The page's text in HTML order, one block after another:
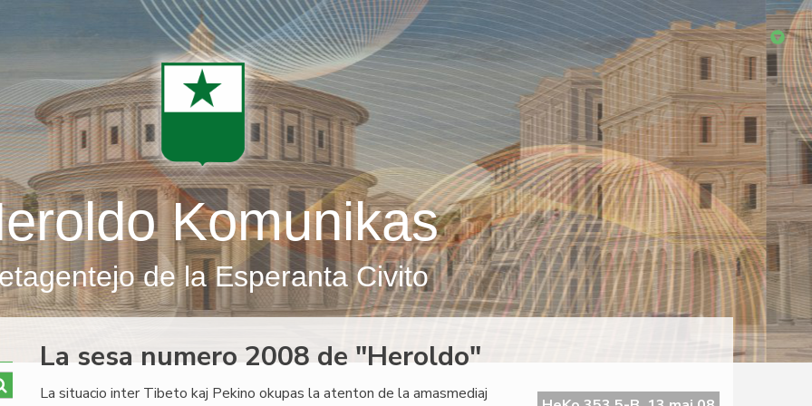
Komunikas
de la Esperanta Civito
La sesa numero 2008 de "Heroldo"
La situacio inter Tibeto kaj Pekino okupas la atenton de la amasmediaj